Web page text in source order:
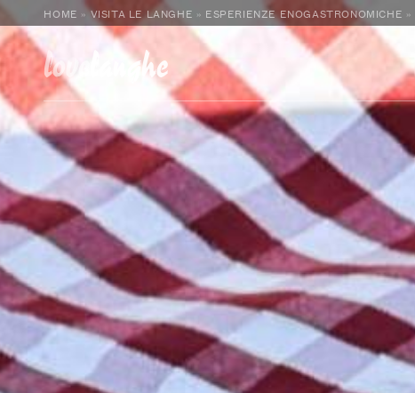
HOME »VISITA LE LANGHE » ESPERIENZE ENOGASTRONOMICHE »
love langhe